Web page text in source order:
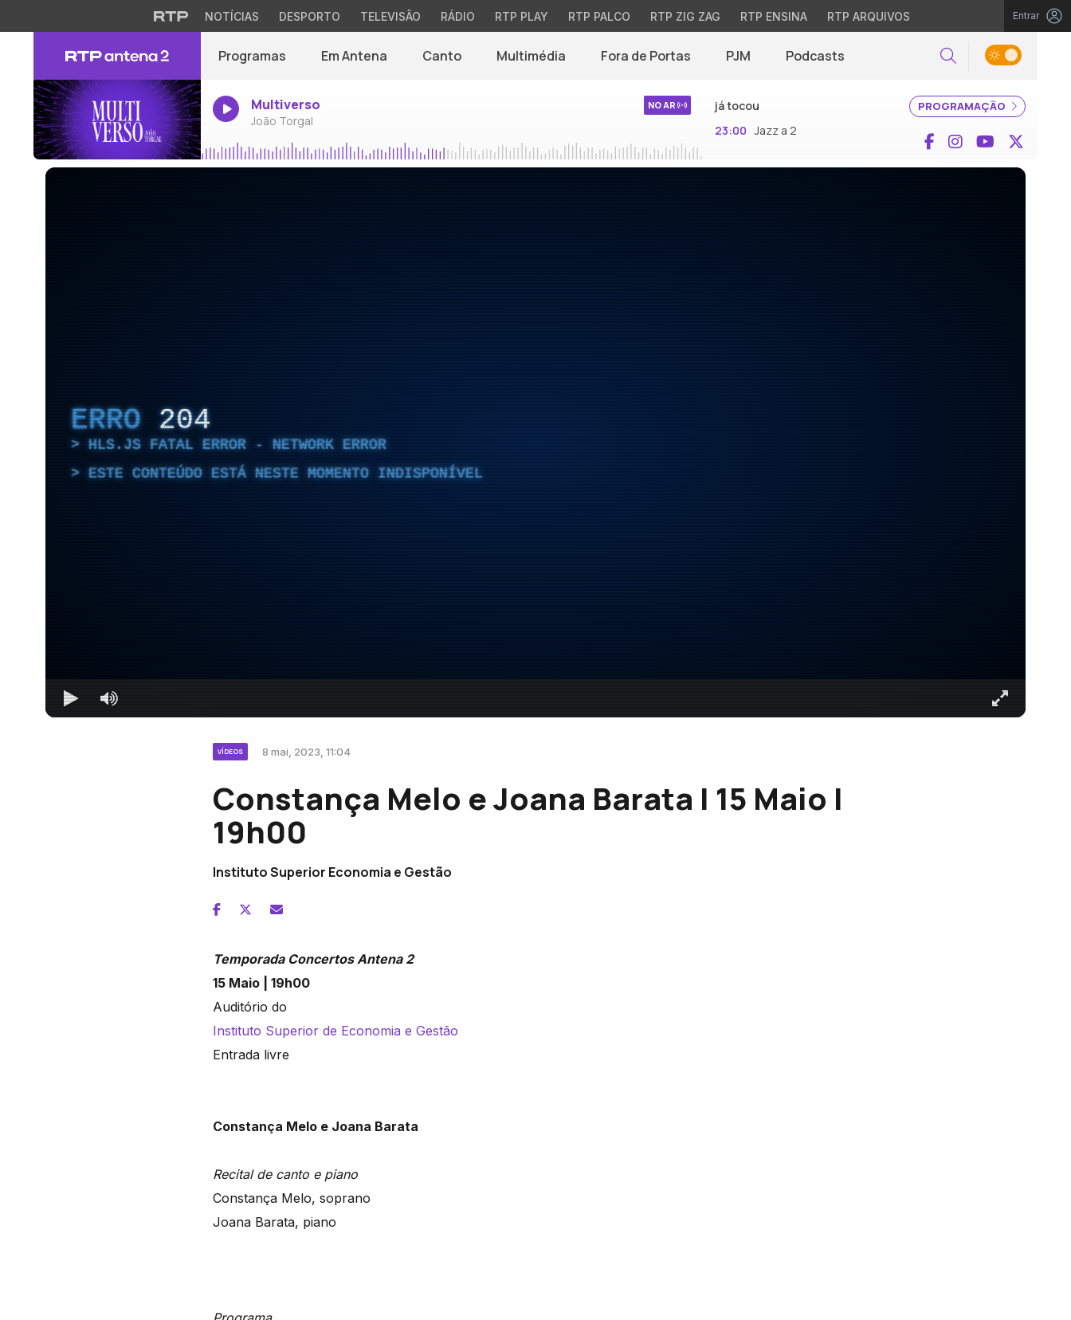
NOTÍCIAS DESPORTO TELEVISÃO RÁDIO RTP PLAY RTP PALCO RTP ZIG ZAG RTP ENSINA RTP ARQUIVOS Entrar
Programas Em Antena Canto Multimédia Fora de Portas PJM Podcasts Pesquisar
Multiverso
João Torgal
NO AR PROGRAMAÇÃO
já tocou
23:00 Jazz a 2 Facebook
InstagramYouTube
ERRO 204
HLS.JS FATAL ERROR - NETWORK ERROR
ESTE CONTEÚDO ESTÁ NESTE MOMENTO INDISPONÍVEL
VÍDEOS 8 mai, 2023, 11:04
Constança Melo e Joana Barata | 15 Maio |
19h00
Instituto Superior Economia e Gestão
Temporada Concertos Antena 2
15 Maio |
19h00
Auditório do
Instituto Superior de Economia e Gestão
Entrada livre
Constança Melo e Joana Barata
Recital de canto e piano
Constança Melo, soprano
Joana Barata, piano